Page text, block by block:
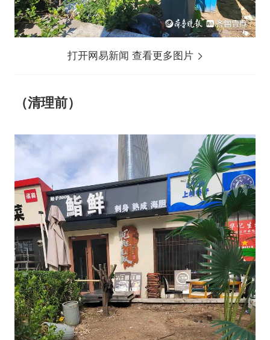
打开网易新闻 查看更多图片
（清理前）